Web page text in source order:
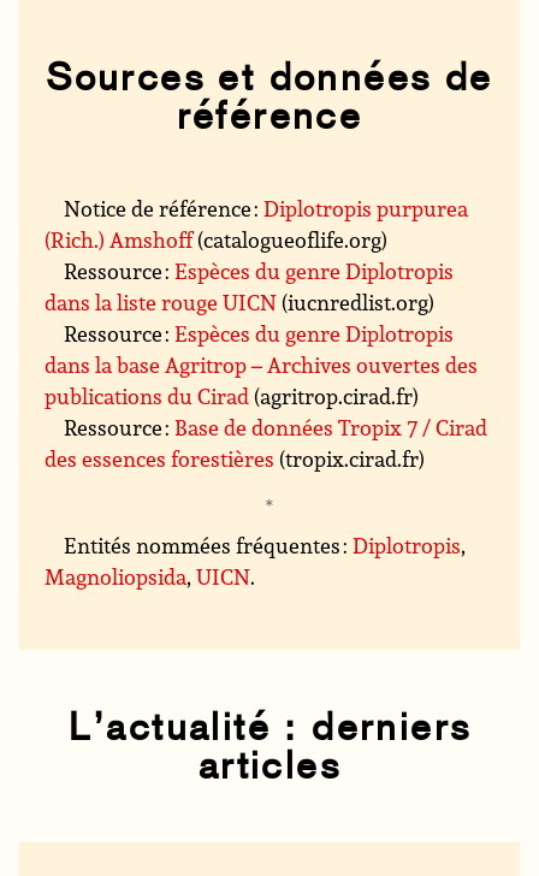
Sources et données de
référence
Notice de référence :Diplotropis purpurea
(Rich.) Amshoff(catalogueoflife.org)
Ressource :Espèces du genre Diplotropis
dans la liste rouge UICN (iucnredlist.org)
Ressource :Espèces du genre Diplotropis
dans la base Agritrop – Archives ouvertes des
publications du Cirad (agritrop.cirad.fr)
Ressource : Base de données Tropix 7 / Cirad
des essences forestières (tropix.cirad.fr)
Entités nommées fréquentes :Diplotropis,
Magnoliopsida,UICN.
L’actualité : derniers
articles